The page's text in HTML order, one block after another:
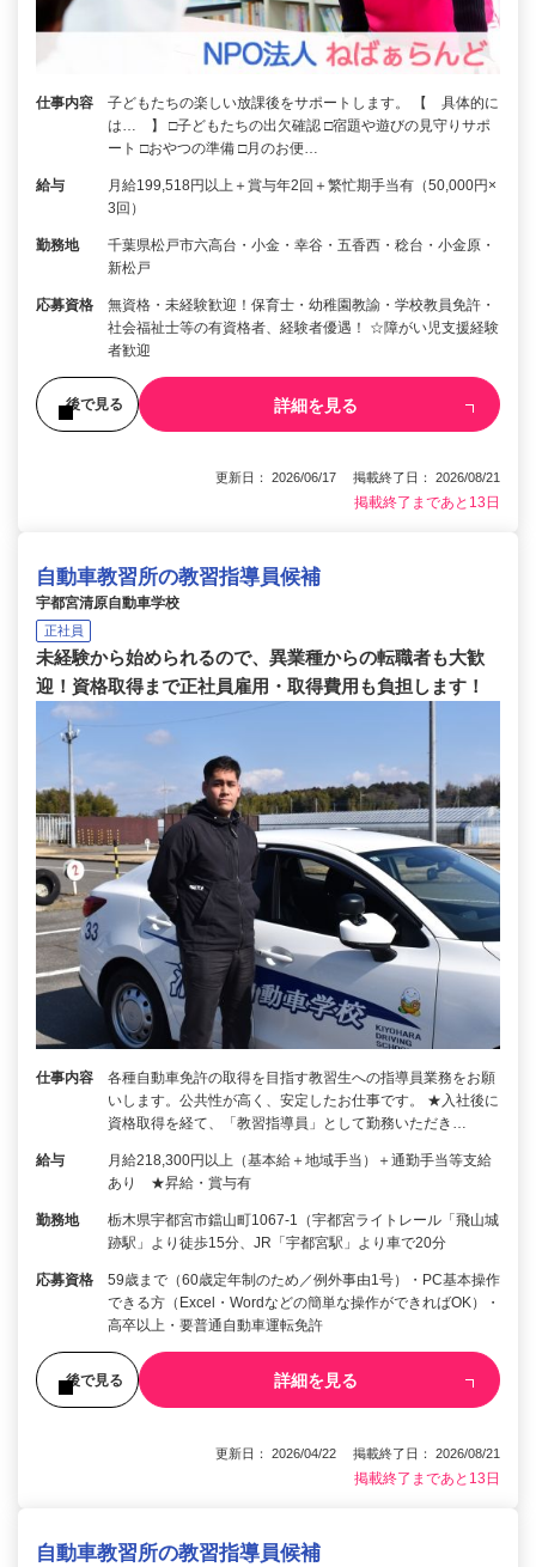
仕事内容
子どもたちの楽しい放課後をサポートします。 【 具体的に
は… 】 □子どもたちの出欠確認 □宿題や遊びの見守りサポ
ート □おやつの準備 □月のお便…
給与
月給199,518円以上＋賞与年2回＋繁忙期手当有（50,000円×
3回）
勤務地
千葉県松戸市六高台・小金・幸谷・五香西・稔台・小金原・
新松戸
応募資格
無資格・未経験歓迎！保育士・幼稚園教諭・学校教員免許・
社会福祉士等の有資格者、経験者優遇！ ☆障がい児支援経験
者歓迎
後で見る 詳細を見る
更新日： 2026/06/17 掲載終了日： 2026/08/21
掲載終了まであと13日
自動車教習所の教習指導員候補
宇都宮清原自動車学校
正社員
未経験から始められるので、異業種からの転職者も大歓
迎！資格取得まで正社員雇用・取得費用も負担します！
仕事内容
各種自動車免許の取得を目指す教習生への指導員業務をお願
いします。公共性が高く、安定したお仕事です。 ★入社後に
資格取得を経て、「教習指導員」として勤務いただき…
給与
月給218,300円以上（基本給＋地域手当）＋通勤手当等支給
あり ★昇給・賞与有
勤務地
栃木県宇都宮市鐺山町1067-1（宇都宮ライトレール「飛山城
跡駅」より徒歩15分、JR「宇都宮駅」より車で20分
応募資格
59歳まで（60歳定年制のため／例外事由1号）・PC基本操作
できる方（Excel・Wordなどの簡単な操作ができればOK）・
高卒以上・要普通自動車運転免許
後で見る 詳細を見る
更新日： 2026/04/22 掲載終了日： 2026/08/21
掲載終了まであと13日
自動車教習所の教習指導員候補